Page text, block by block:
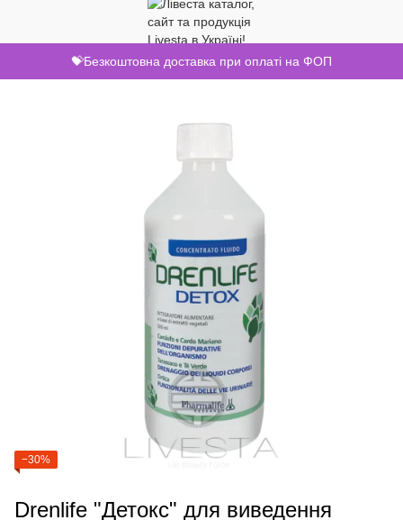
💝Безкоштовна доставка при оплаті на ФОП
−30%
Drenlife "Детокс" для виведення